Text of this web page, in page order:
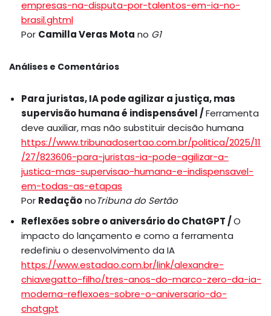
empresas-na-disputa-por-talentos-em-ia-no-
brasil.ghtml
Por Camilla Veras Mota no G1
Análises e Comentários
Para juristas, IA pode agilizar a justiça, mas
supervisão humana é indispensável /Ferramenta
deve auxiliar, mas não substituir decisão humana
https://www.tribunadosertao.com.br/politica/2025/11
/27/823606-para-juristas-ia-pode-agilizar-a-
justica-mas-supervisao-humana-e-indispensavel-
em-todas-as-etapas
Por RedaçãonoTribuna do Sertão
Reflexões sobre o aniversário do ChatGPT /O
impacto do lançamento e como a ferramenta
redefiniu o desenvolvimento da IA
https://www.estadao.com.br/link/alexandre-
chiavegatto-filho/tres-anos-do-marco-zero-da-ia-
moderna-reflexoes-sobre-o-aniversario-do-
chatgpt